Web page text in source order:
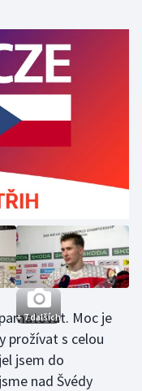
+ 7 dalších
Moc je
prožívat s celou
jsem do
nad Švédy